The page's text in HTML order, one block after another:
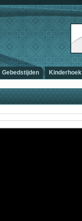
Gebedstijden Kinderhoek